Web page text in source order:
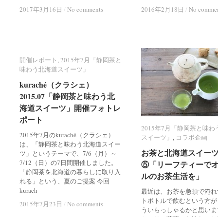
2017年3月16日 / No comments
2017年3月16日
2016年2月18日 / No
2016年2月18日
開催レポート,2015年7月「静岡茶と
味わう北海道スイーツ」
kuraché（クラシェ）
2015.07「静岡茶と味わう北
海道スイーツ」開催フォトレ
ポート
2015年7月のkuraché（クラシェ）
は、「静岡茶と味わう北海道スイー
ツ」というテーマで、7/6（月）～
7/12（日）の7日間開催しました。
「静岡茶を北海道の暮らしに取り入
れる」という、夏のご提案 今回
kurach
2015年7月23日 / No comments
開催レポート 2015年7月「静岡茶と
味わう北海道スイーツ」
kuraché（クラシェ）
2015.07「静岡茶と味わう北
海道スイーツ」開催フォトレ
ポート
2015年7月23日 / No comments
2015年7月「静岡茶と味わ
スイーツ」 , コラボ企画
お茶と北海道スイー
⑤「リーフティーで
ルのお茶生活を」
最近は、お茶を急須で淹
トボトルで飲むという方
ういらっしゃるかと思い
2015年7月「静岡茶と味わ
スイーツ」
コラボ企画
お茶と北海道スイー
⑤「リーフティーで
ルのお茶生活を」